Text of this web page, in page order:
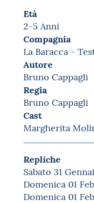
Età
2-5 Anni
Compagnia
La Baracca -
Autore
Bruno Cappagli
Regia
Bruno Cappagli
Cast
Margherita
Repliche
Sabato 31
Domenica 01
Domenica 01